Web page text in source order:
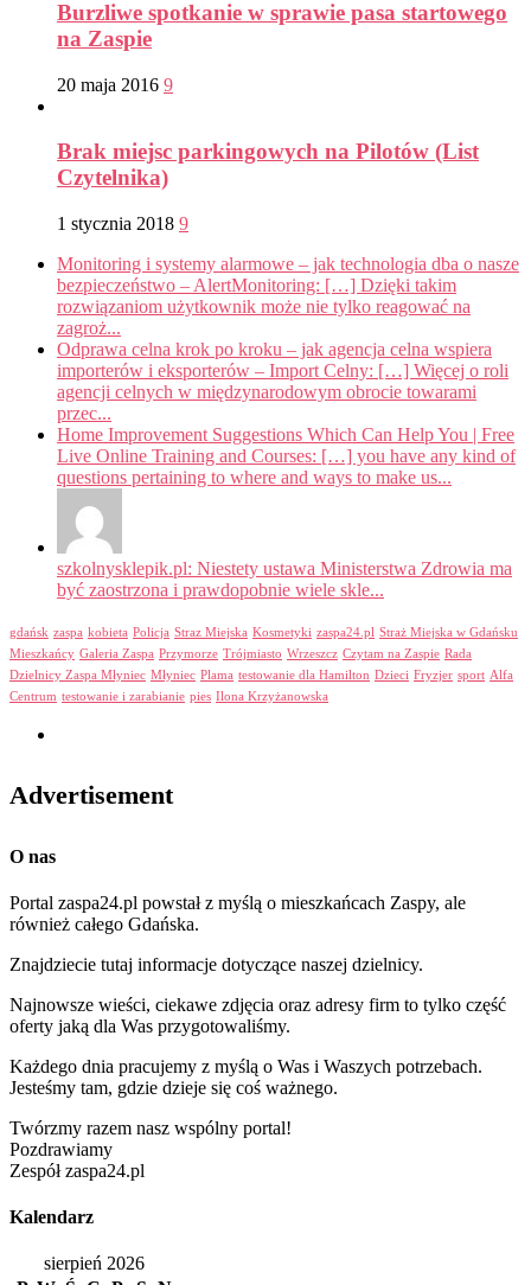
Burzliwe spotkanie w sprawie pasa startowego
na Zaspie
20 maja 2016 9
Brak miejsc parkingowych na Pilotów (List
Czytelnika)
1 stycznia 2018 9
Monitoring i systemy alarmowe – jak technologia dba o nasze
bezpieczeństwo – AlertMonitoring: […] Dzięki takim
rozwiązaniom użytkownik może nie tylko reagować na
zagroż...
Odprawa celna krok po kroku – jak agencja celna wspiera
importerów i eksporterów – Import Celny: […] Więcej o roli
agencji celnych w międzynarodowym obrocie towarami
przec...
Home Improvement Suggestions Which Can Help You | Free
Live Online Training and Courses: […] you have any kind of
questions pertaining to where and ways to make us...
szkolnysklepik.pl: Niestety ustawa Ministerstwa Zdrowia ma
być zaostrzona i prawdopobnie wiele skle...
gdańsk zaspa kobieta Policja Straz Miejska Kosmetyki zaspa24.pl Straż Miejska w Gdańsku
Mieszkańcy Galeria Zaspa Przymorze Trójmiasto Wrzeszcz Czytam na Zaspie Rada
Dzielnicy Zaspa Młyniec Młyniec Plama testowanie dla Hamilton Dzieci Fryzjer sport Alfa
Centrum testowanie i zarabianie pies Ilona Krzyżanowska
Advertisement
O nas
Portal zaspa24.pl powstał z myślą o mieszkańcach Zaspy, ale
również całego Gdańska.
Znajdziecie tutaj informacje dotyczące naszej dzielnicy.
Najnowsze wieści, ciekawe zdjęcia oraz adresy firm to tylko część
oferty jaką dla Was przygotowaliśmy.
Każdego dnia pracujemy z myślą o Was i Waszych potrzebach.
Jesteśmy tam, gdzie dzieje się coś ważnego.
Twórzmy razem nasz wspólny portal!
Pozdrawiamy
Zespół zaspa24.pl
Kalendarz
sierpień 2026